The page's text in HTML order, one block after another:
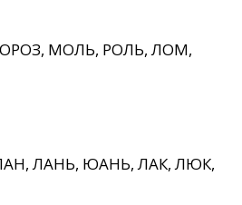
МОЛЬ, РОЛЬ, ЛОМ,
ЛАНЬ, ЮАНЬ, ЛАК, ЛЮК,